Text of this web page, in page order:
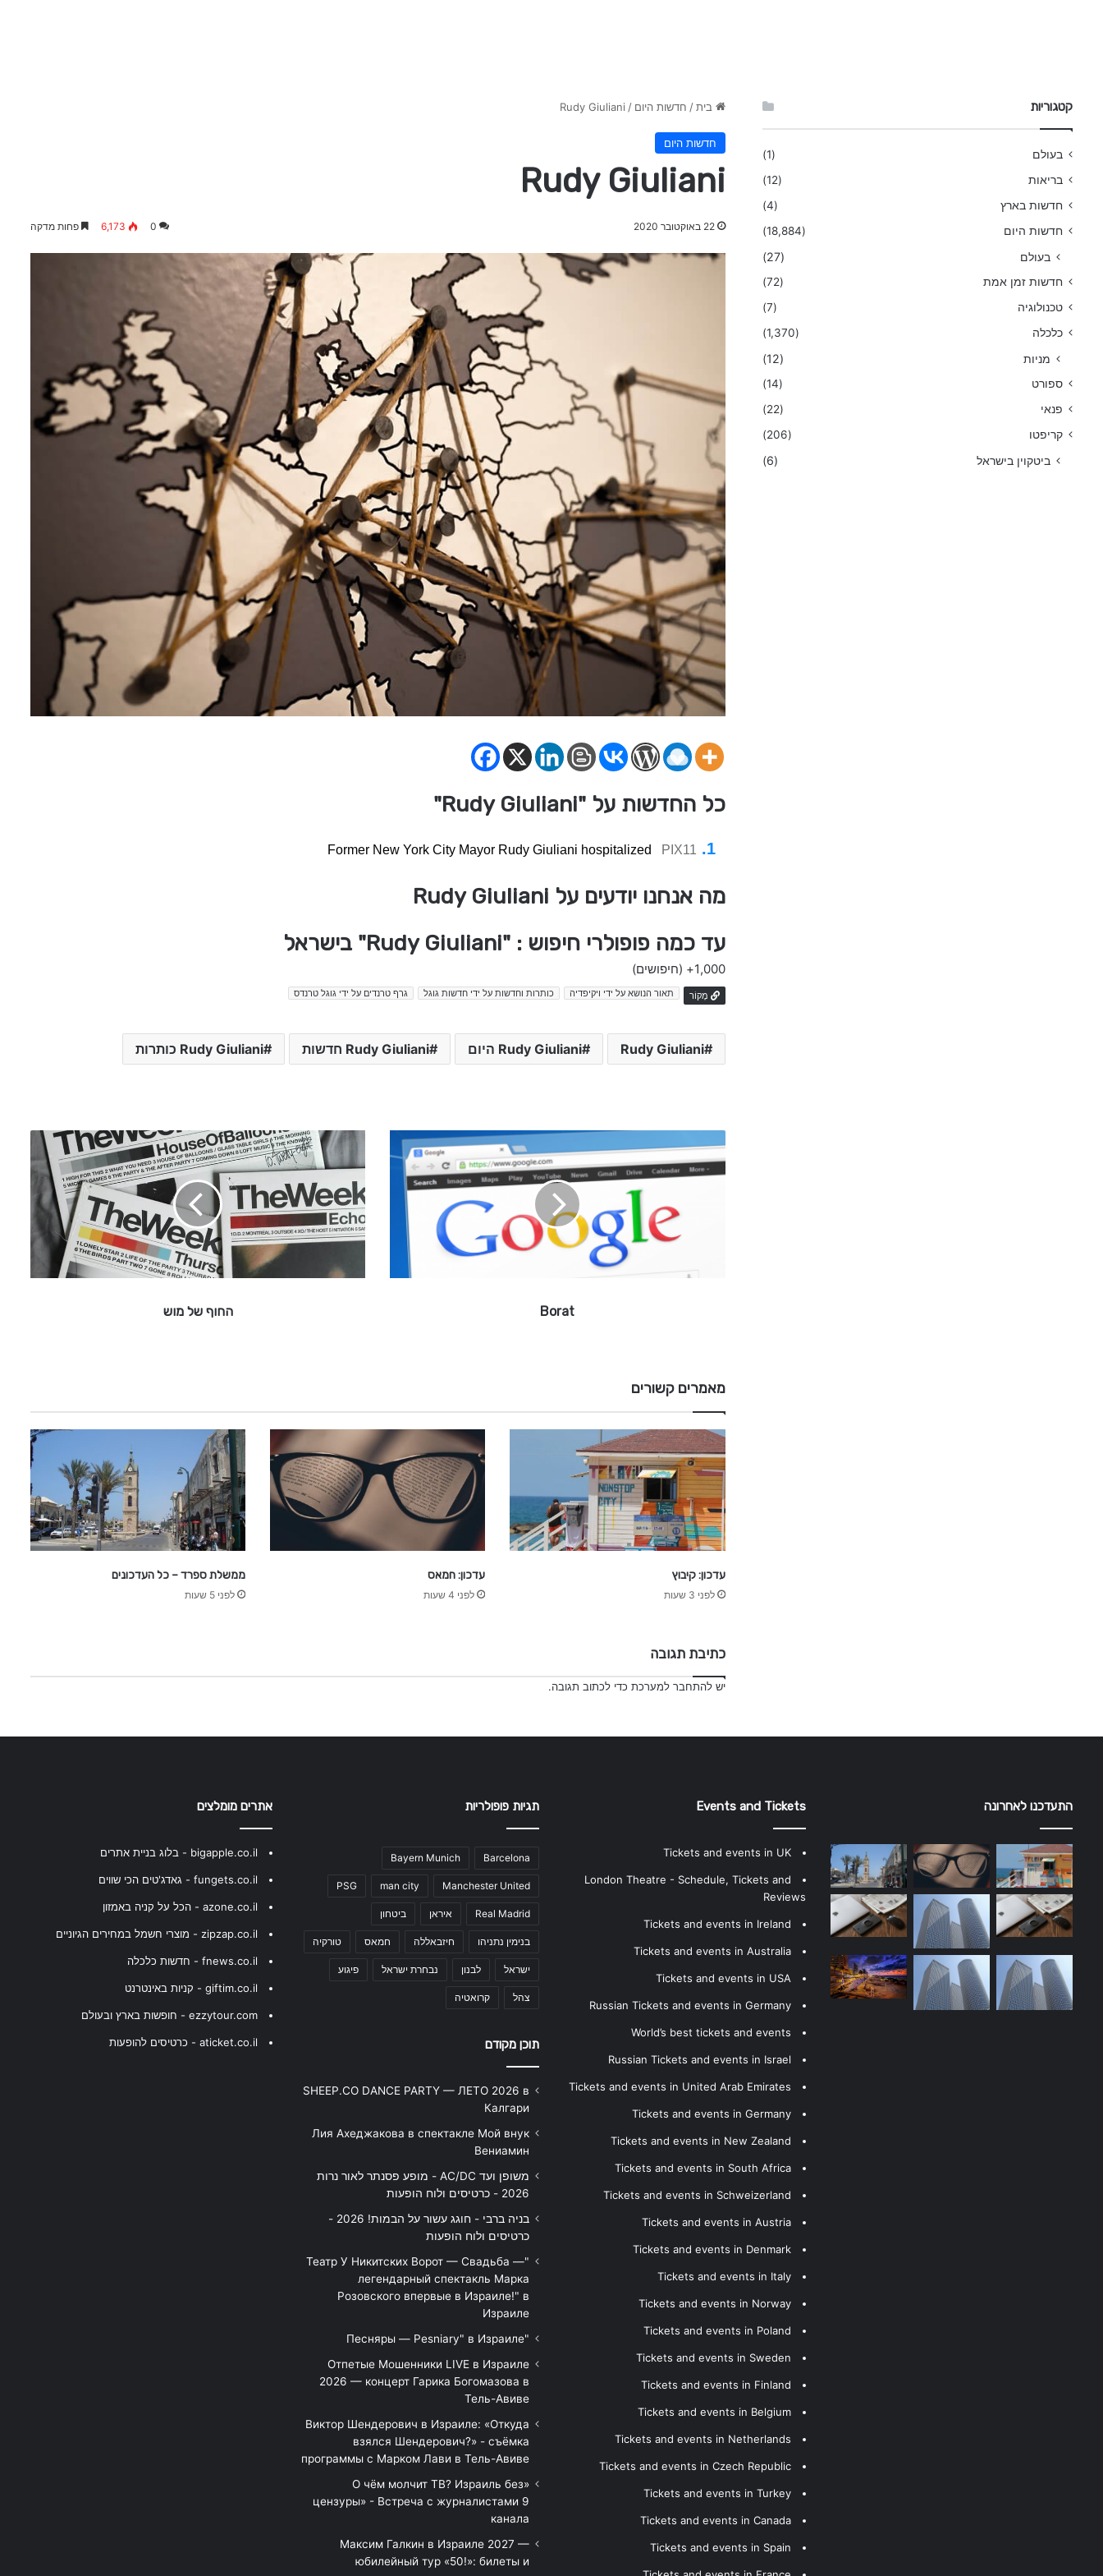
בית / חדשות היום /
Rudy Giuliani
חדשות היום
Rudy Giuliani
22 באוקטובר 2020 0
6,173 פחות מדקה
כל החדשות על "Rudy Giuliani"
Former New York City Mayor Rudy Giuliani hospitalized PIX11
מה אנחנו יודעים על Rudy Giuliani
עד כמה פופולרי חיפוש : "Rudy Giuliani" בישראל
1,000+ (חיפושים)
מָקוֹר תאור הנושא על ידי ויקיפדיה כותרות וחדשות על ידי חדשות גוגל גרף טרנדים על ידי גוגל טרנדס
Rudy Giuliani Rudy Giuliani היום Rudy Giuliani חדשות Rudy Giuliani כותרות
o
r
Borat
ו
ף
ש
ל
מ
ש
החוף של מוש
מאמרים קשורים
עדכון: קיבוץ
לפני 3 שעות
עדכון: חמאס
לפני 4 שעות
ממשלת ספרד – כל העדכונים
לפני 5 שעות
כתיבת תגובה
ישלהתחבר למערכת כדי לכתוב תגובה.
קטגוריות
בעולם
(1)
בריאות
(12)
חדשות בארץ
(4)
חדשות היום
(18,884)
בעולם (27)
חדשות זמן אמת
(72)
טכנולוגיה
(7)
כלכלה
(1,370)
מניות (12)
ספורט
(14)
פנאי
(22)
קריפטו
(206)
ביטקוין בישראל (6)
התעדכנו לאחרונה Events and Tickets
Tickets and events in UK
London Theatre - Schedule, Tickets and
Reviews
Tickets and events in Ireland
Tickets and events in Australia
Tickets and events in USA
Russian Tickets and events in Germany
World’s best tickets and events
Russian Tickets and events in Israel
Tickets and events in United Arab Emirates
Tickets and events in Germany
Tickets and events in New Zealand
Tickets and events in South Africa
Tickets and events in Schweizerland
Tickets and events in Austria
Tickets and events in Denmark
Tickets and events in Italy
Tickets and events in Norway
Tickets and events in Poland
Tickets and events in Sweden
Tickets and events in Finland
Tickets and events in Belgium
Tickets and events in Netherlands
Tickets and events in Czech Republic
Tickets and events in Turkey
Tickets and events in Canada
Tickets and events in Spain
תגיות פופולריות
Barcelona
Bayern Munich
Manchester United
man city
PSG
Real Madrid איראן ביטחון
בנימין נתניהו חיזבאללה חמאס טורקיה
ישראל לבנון נבחרת ישראל פיגוע
צהל קרואטיה
תוכן מקודם
SHEEP.CO DANCE PARTY — ЛЕТО 2026 в
Калгари
Лия Ахеджакова в спектакле Мой внук
Вениамин
משופן ועד AC/DC - מופע פסנתר לאור נרות
2026 - כרטיסים ולוח הופעות
בניה ברבי - חוגג עשור על הבמות! 2026 -
כרטיסים ולוח הופעות
"Театр У Никитских Ворот — Свадьба —
легендарный спектакль Марка
Розовского впервые в Израиле!" в
Израиле
"Песняры — Pesniary" в Израиле
Отпетые Мошенники LIVE в Израиле
2026 — концерт Гарика Богомазова в
Тель-Авиве
Виктор Шендерович в Израиле: «Откуда
взялся Шендерович?» - съёмка
программы с Марком Лави в Тель-Авиве
«О чём молчит ТВ? Израиль без
цензуры» - Встреча с журналистами 9
канала
Максим Галкин в Израиле 2027 —
юбилейный тур «50!»: билеты и
אתרים מומלצים
bigapple.co.il - בלוג בניית אתרים
fungets.co.il - גאדג'טים הכי שווים
azone.co.il - הכל על קניה באמזון
zipzap.co.il - מוצרי חשמל במחירים הגיוניים
fnews.co.il - חדשות כלכלה
giftim.co.il - קניות באינטרנט
ezzytour.com - חופשות בארץ ובעולם
aticket.co.il - כרטיסים להופעות